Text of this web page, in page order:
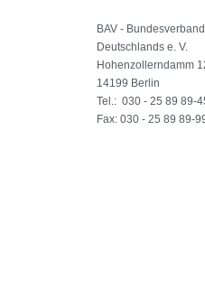
BAV -
Deutschlands e. V.
Hohenzollerndamm
14199 Berlin
Tel.: 030 - 25 89 89-
Fax: 030 - 25 89 89-